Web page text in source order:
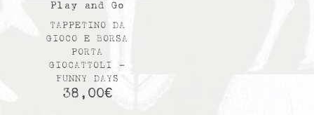
Play and Go
TAPPETINO DA
GIOCO E BORSA
PORTA
GIOCATTOLI –
FUNNY DAYS
38,00€